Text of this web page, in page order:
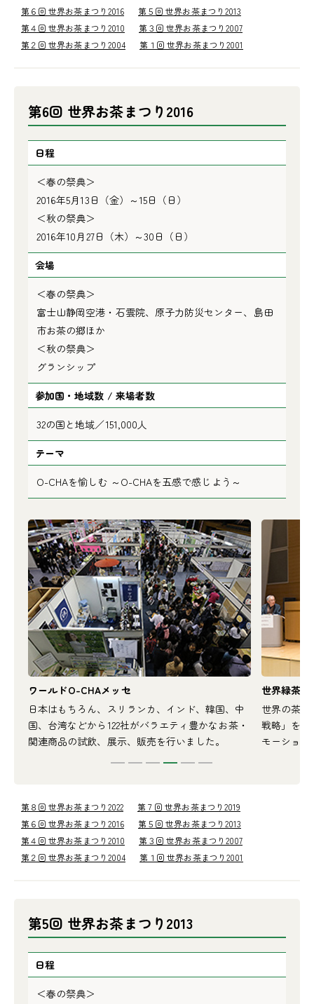
第６回 世界お茶まつり2016
第５回 世界お茶まつり2013
第４回 世界お茶まつり2010
第３回 世界お茶まつり2007
第２回 世界お茶まつり2004
第１回 世界お茶まつり2001
第6回 世界お茶まつり2016
日程
＜春の祭典＞
2016年5月13日（金）～15日（日）
＜秋の祭典＞
2016年10月27日（木）～30日（日）
会場
＜春の祭典＞
富士山静岡空港・石雲院、原子力防災センター、島田
市お茶の郷ほか
＜秋の祭典＞
グランシップ
参加国・地域数 / 来場者数
32の国と地域／151,000人
テーマ
O-CHAを愉しむ ～O-CHAを五感で感じよう～
ワールドO-CHAメッセ
日本はもちろん、スリランカ、インド、韓国、中
国、台湾などから122社がバラエティ豊かなお茶・
関連商品の試飲、展示、販売を行いました。
世界緑茶会
世界の茶
戦略」を
モーショ
第８回 世界お茶まつり2022
第７回 世界お茶まつり2019
第６回 世界お茶まつり2016
第５回 世界お茶まつり2013
第４回 世界お茶まつり2010
第３回 世界お茶まつり2007
第２回 世界お茶まつり2004
第１回 世界お茶まつり2001
第5回 世界お茶まつり2013
日程
＜春の祭典＞